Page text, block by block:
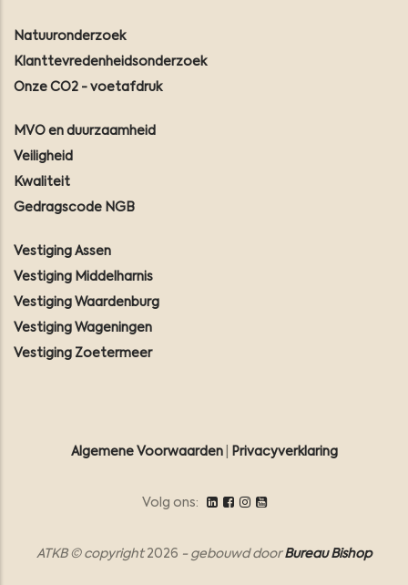
Natuuronderzoek
Klanttevredenheidsonderzoek
Onze CO2 - voetafdruk
MVO en duurzaamheid
Veiligheid
Kwaliteit
Gedragscode NGB
Vestiging Assen
Vestiging Middelharnis
Vestiging Waardenburg
Vestiging Wageningen
Vestiging Zoetermeer
Algemene Voorwaarden| Privacyverklaring
Volg ons:
ATKB © copyright 2026 - gebouwd doorBureau Bishop